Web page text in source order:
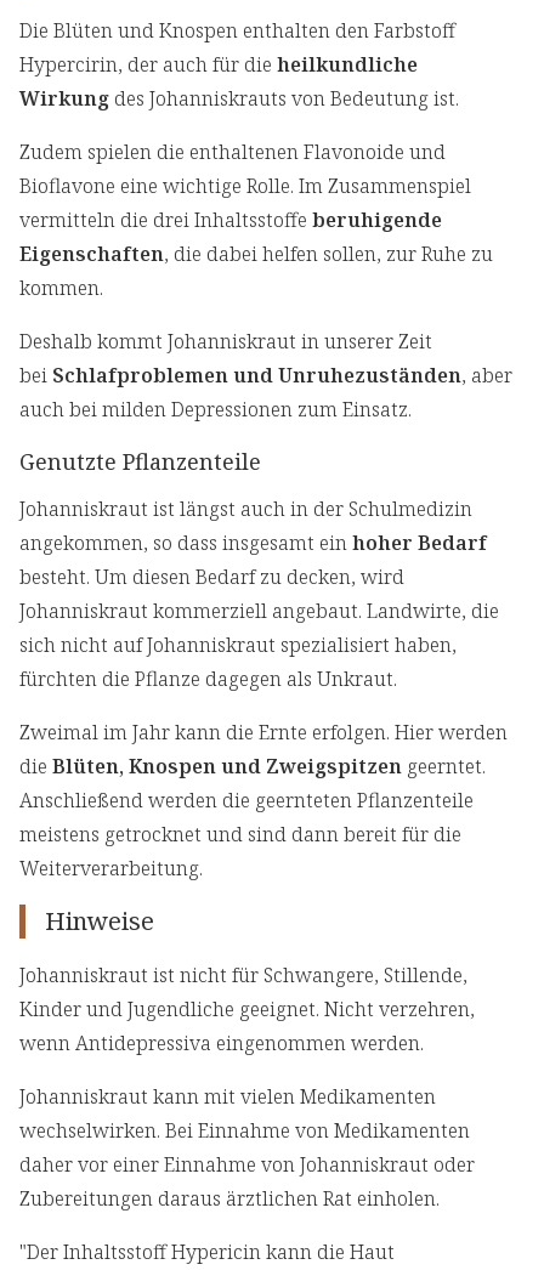
Die Blüten und Knospen enthalten den Farbstoff
Hypercirin, der auch für die heilkundliche
Wirkung des Johanniskrauts von Bedeutung ist.
Zudem spielen die enthaltenen Flavonoide und
Bioflavone eine wichtige Rolle. Im Zusammenspiel
vermitteln die drei Inhaltsstoffe beruhigende
Eigenschaften, die dabei helfen sollen, zur Ruhe zu
kommen.
Deshalb kommt Johanniskraut in unserer Zeit
bei Schlafproblemen und Unruhezuständen, aber
auch bei milden Depressionen zum Einsatz.
Genutzte Pflanzenteile
Johanniskraut ist längst auch in der Schulmedizin
angekommen, so dass insgesamt einhoher Bedarf
besteht. Um diesen Bedarf zu decken, wird
Johanniskraut kommerziell angebaut. Landwirte, die
sich nicht auf Johanniskraut spezialisiert haben,
fürchten die Pflanze dagegen als Unkraut.
Zweimal im Jahr kann die Ernte erfolgen. Hier werden
die Blüten, Knospen und Zweigspitzen geerntet.
Anschließend werden die geernteten Pflanzenteile
meistens getrocknet und sind dann bereit für die
Weiterverarbeitung.
Hinweise
Johanniskraut ist nicht für Schwangere, Stillende,
Kinder und Jugendliche geeignet. Nicht verzehren,
wenn Antidepressiva eingenommen werden.
Johanniskraut kann mit vielen Medikamenten
wechselwirken. Bei Einnahme von Medikamenten
daher vor einer Einnahme von Johanniskraut oder
Zubereitungen daraus ärztlichen Rat einholen.
"Der Inhaltsstoff Hypericin kann die Haut